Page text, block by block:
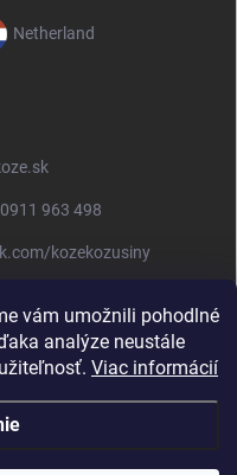
vám umožnili pohodlné
analýze neustále
Viac informácií
Netherland
963 498
kozekozusiny
9 rokov